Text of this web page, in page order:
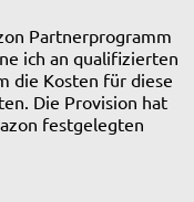
Partnerprogramm
ich an qualifizierten
die Kosten für diese
Die Provision hat
festgelegten